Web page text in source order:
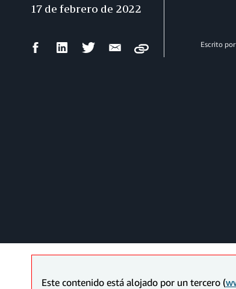
Escrito
17 de febrero de 2022
CompartirCompartirCompartirCompartir
Copy
Este contenido está alojado por un tercero (